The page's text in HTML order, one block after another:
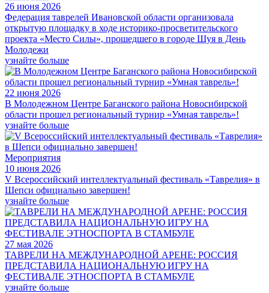
26 июня 2026
Федерация таврелей Ивановской области организовала
открытую площадку в ходе историко-просветительского
проекта «Место Силы», прошедшего в городе Шуя в День
Молодежи
узнайте больше
22 июня 2026
В Молодежном Центре Баганского района Новосибирской
области прошел региональный турнир «Умная таврель»!
узнайте больше
Мероприятия
10 июня 2026
V Всероссийский интеллектуальный фестиваль «Таврелия» в
Шепси официально завершен!
узнайте больше
27 мая 2026
ТАВРЕЛИ НА МЕЖДУНАРОДНОЙ АРЕНЕ: РОССИЯ
ПРЕДСТАВИЛА НАЦИОНАЛЬНУЮ ИГРУ НА
ФЕСТИВАЛЕ ЭТНОСПОРТА В СТАМБУЛЕ
узнайте больше